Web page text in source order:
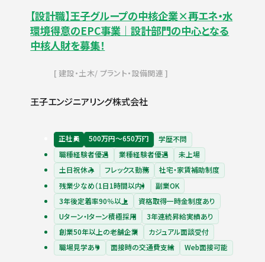
【設計職】王子グループの中核企業×再エネ・水
環境得意のEPC事業｜設計部門の中心となる
中核人財を募集！
建設・土木 プラント・設備関連
王子エンジニアリング株式会社
正社員 500万円〜650万円
学歴不問
職種経験者優遇
業種経験者優遇
未上場
土日祝休み
フレックス勤務
社宅・家賃補助制度
残業少なめ（1日1時間以内）
副業OK
3年後定着率90％以上
資格取得一時金制度あり
Uターン・Iターン積極採用
3年連続昇給実績あり
創業50年以上の老舗企業
カジュアル面談受付
職場見学あり
面接時の交通費支給 Web面接可能